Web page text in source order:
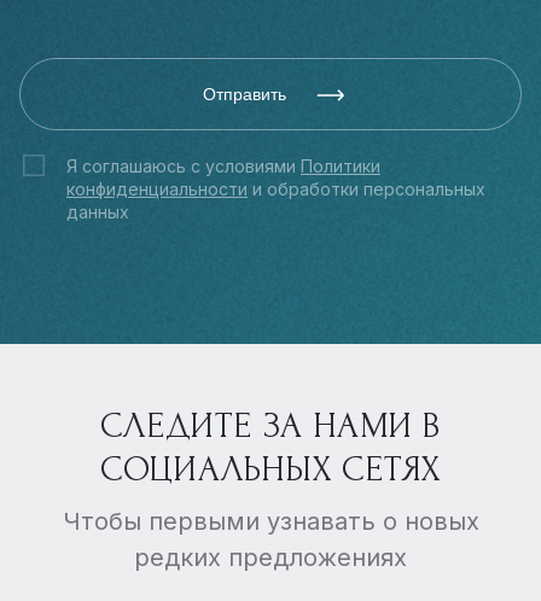
Отправить
Я соглашаюсь с условиями Политики
конфиденциальности и обработки персональных
данных
СЛЕДИТЕ ЗА НАМИ В
СОЦИАЛЬНЫХ СЕТЯХ
Чтобы первыми узнавать о новых
редких предложениях